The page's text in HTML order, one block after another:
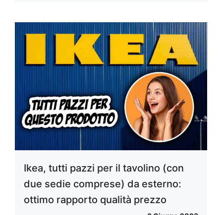
Ikea, tutti pazzi per il tavolino (con
due sedie comprese) da esterno:
ottimo rapporto qualità prezzo